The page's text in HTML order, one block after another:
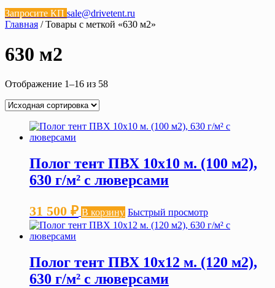
Запросите КП sale@drivetent.ru
Главная / Товары с меткой «630 м2»
630 м2
Отображение 1–16 из 58
Полог тент ПВХ 10х10 м. (100 м2),
630 г/м² с люверсами
31 500 ₽ В корзину Быстрый просмотр
Полог тент ПВХ 10х12 м. (120 м2),
630 г/м² с люверсами